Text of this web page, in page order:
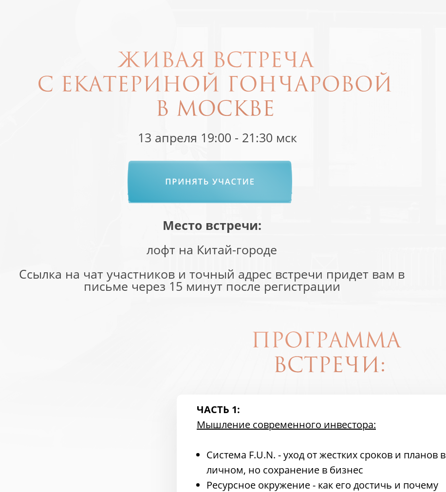
13 апреля 19:00 - 21:30 мск
Место встречи:
лофт на Китай-городе
Ссылка на чат участников и точный адрес встречи придет вам в
письме через 15 минут после регистрации
ЧАСТЬ 1:
Мышление современного инвестора:
Система F.U.N. - уход от жестких сроков и планов в
личном, но сохранение в бизнес
Ресурсное окружение - как его достичь и почему